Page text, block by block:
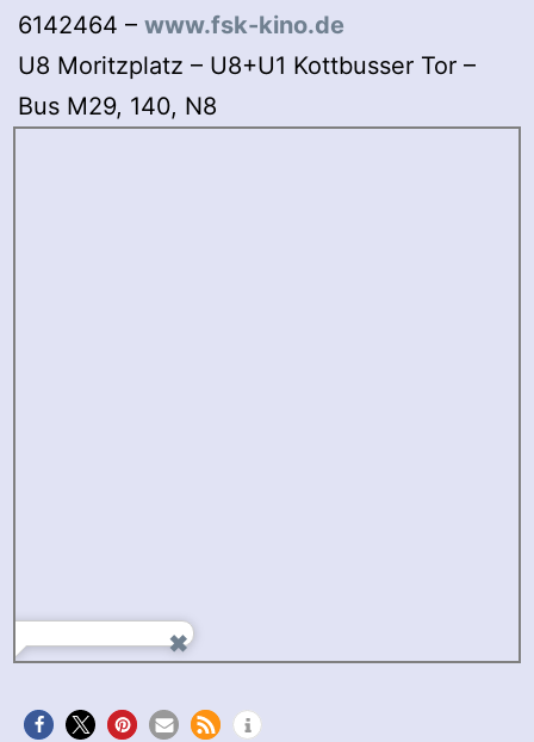
6142464 – www.fsk-kino.de
U8 Moritzplatz – U8+U1 Kottbusser Tor –
Bus M29, 140, N8